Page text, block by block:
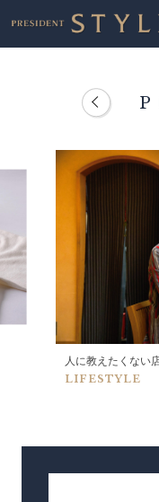
人に教えたくない
LIFESTYLE